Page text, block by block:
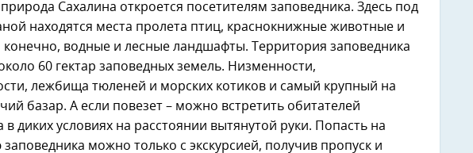
Сахалина откроется посетителям заповедника. Здесь под
находятся места пролета птиц, краснокнижные животные и
конечно, водные и лесные ландшафты. Территория заповедника
60 гектар заповедных земель. Низменности,
лежбища тюленей и морских котиков и самый крупный на
базар. А если повезет – можно встретить обитателей
в диких условиях на расстоянии вытянутой руки. Попасть на
можно только с экскурсией, получив пропуск и